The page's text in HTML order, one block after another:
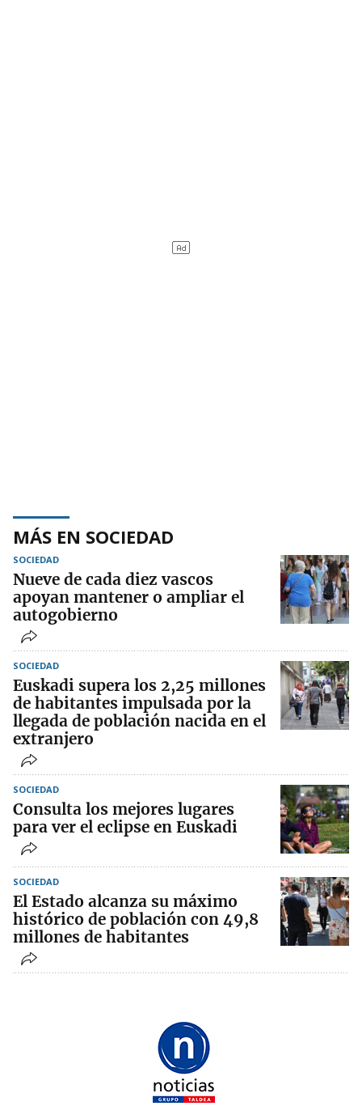
MÁS EN SOCIEDAD
SOCIEDAD
Nueve de cada diez vascos
apoyan mantener o ampliar el
autogobierno
SOCIEDAD
Euskadi supera los 2,25 millones
de habitantes impulsada por la
llegada de población nacida en el
extranjero
SOCIEDAD
Consulta los mejores lugares
para ver el eclipse en Euskadi
SOCIEDAD
El Estado alcanza su máximo
histórico de población con 49,8
millones de habitantes